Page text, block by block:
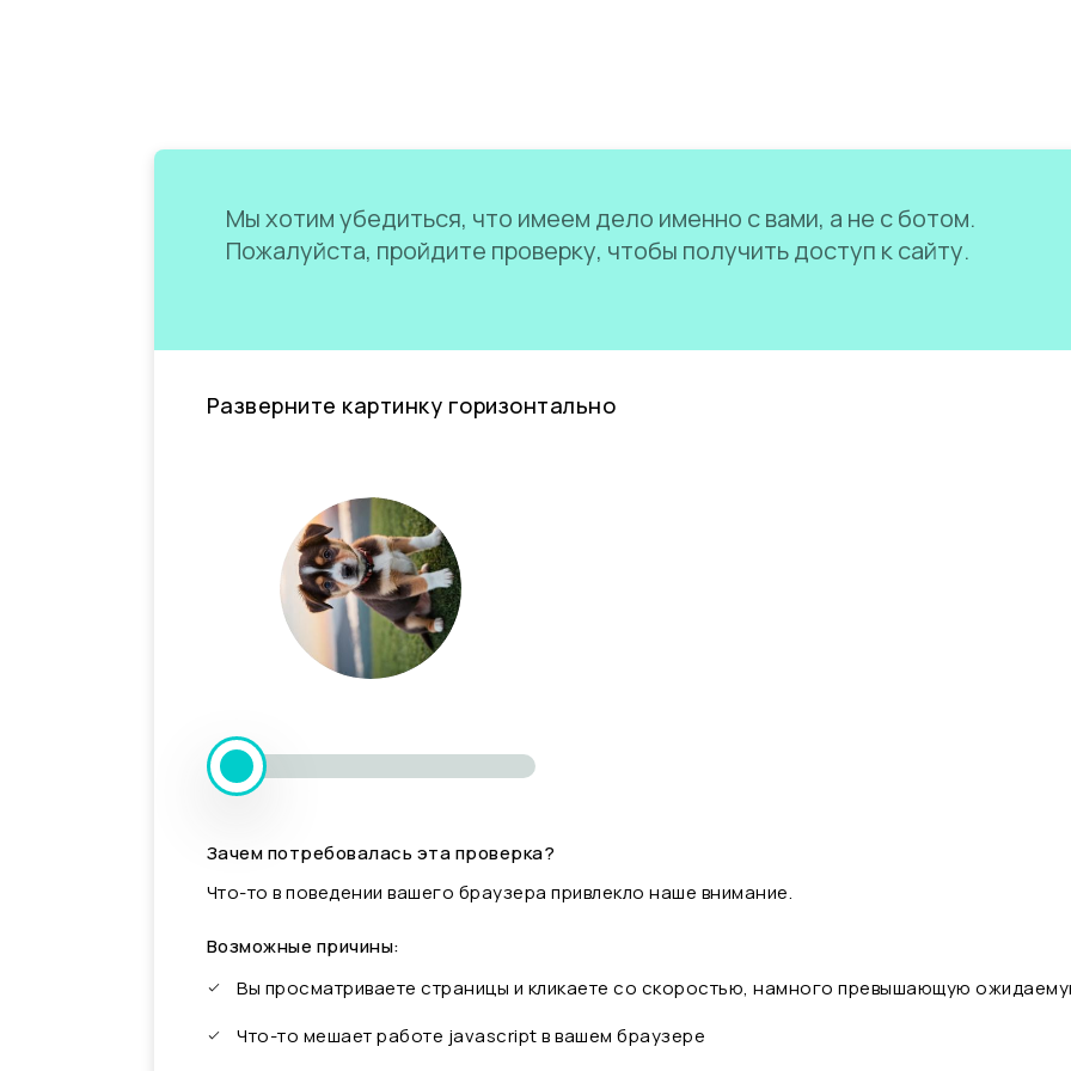
Мы хотим убедиться, что имеем дело именно с вами, а не с ботом.
Пожалуйста, пройдите проверку, чтобы получить доступ к сайту.
Разверните картинку горизонтально
Зачем потребовалась эта проверка?
Что-то в поведении вашего браузера привлекло наше внимание.
Возможные причины:
Вы просматриваете страницы и кликаете со скоростью, намного превышающую
Что-то мешает работе javascript в вашем браузере